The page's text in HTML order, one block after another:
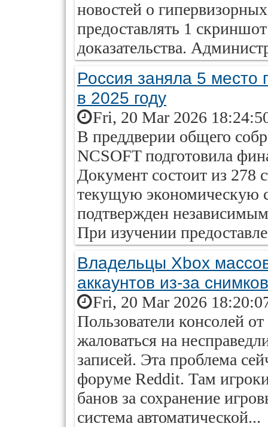
новостей о
предоставлять 1
доказательства.
Россия заняла 5 место
в 2025 году
Fri, 20 Mar 2026
В преддверии общего
NCSOFT подготовила
Документ состоит из 278
текущую экономическую
подтвержден
При изучении
Владельцы Xbox
аккаунтов из-за
Fri, 20 Mar 2026
Пользователи консолей
жаловаться на
записей. Эта проблема
форуме Reddit. Там
банов за сохранение
система автоматической...